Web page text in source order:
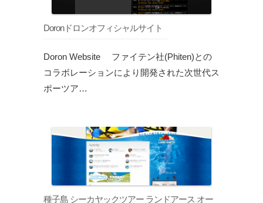
Doronドロンオフィシャルサイト
Doron Website ファイテン社(Phiten)との
コラボレーションにより開発された次世代ス
ポーツア…
種子島 シーカヤックツアー ランドアース オー